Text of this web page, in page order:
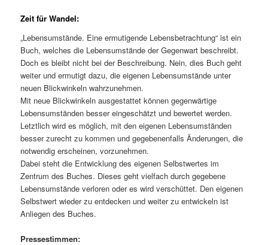
Zeit für Wandel:
„Lebensumstände. Eine ermutigende Lebensbetrachtung“ ist ein
Buch, welches die Lebensumstände der Gegenwart beschreibt.
Doch es bleibt nicht bei der Beschreibung. Nein, dies Buch geht
weiter und ermutigt dazu, die eigenen Lebensumstände unter
neuen Blickwinkeln wahrzunehmen.
Mit neue Blickwinkeln ausgestattet können gegenwärtige
Lebensumständen besser eingeschätzt und bewertet werden.
Letztlich wird es möglich, mit den eigenen Lebensumständen
besser zurecht zu kommen und gegebenenfalls Änderungen, die
notwendig erscheinen, vorzunehmen.
Dabei steht die Entwicklung des eigenen Selbstwertes im
Zentrum des Buches. Dieses geht vielfach durch gegebene
Lebensumstände verloren oder es wird verschüttet. Den eigenen
Selbstwert wieder zu entdecken und weiter zu entwickeln ist
Anliegen des Buches.
Pressestimmen: